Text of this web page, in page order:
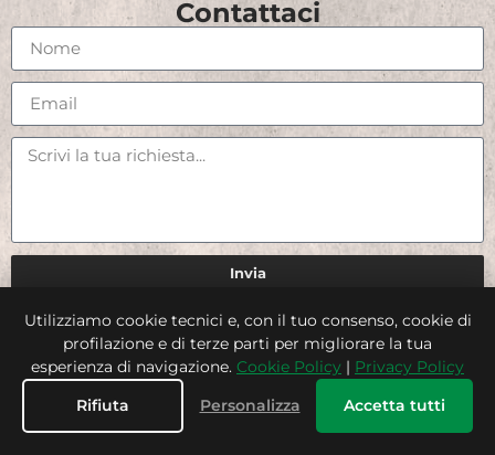
Contattaci
Invia
Credits
© 2025 PrimoPunto. All rights reserved.
Utilizziamo cookie tecnici e, con il tuo consenso, cookie di
profilazione e di terze parti per migliorare la tua
esperienza di navigazione. Cookie Policy | Privacy Policy
Rifiuta
Personalizza Accetta tutti